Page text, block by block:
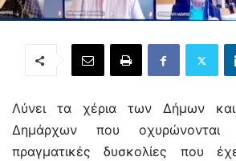
Λύνει τα χέρια των Δήμων και
Δημάρχων που
πραγματικές δυσκολίες που